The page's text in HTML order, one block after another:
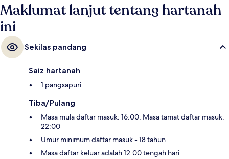
Maklumat lanjut tentang hartanah
ini
Sekilas pandang
Saiz hartanah
1 pangsapuri
Tiba/Pulang
Masa mula daftar masuk: 16:00; Masa tamat daftar masuk:
22:00
Umur minimum daftar masuk - 18 tahun
Masa daftar keluar adalah 12:00 tengah hari